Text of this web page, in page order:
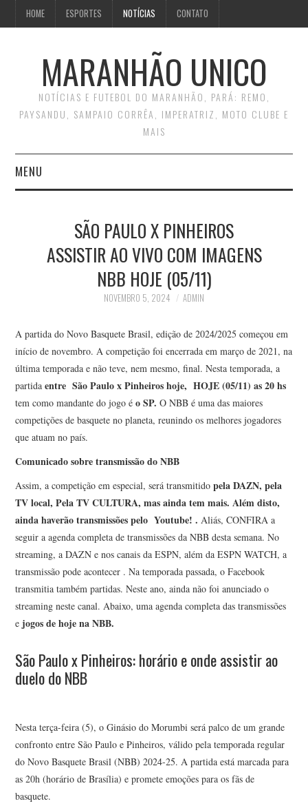
HOME ESPORTES NOTÍCIAS CONTATO
MARANHÃO UNICO
NOTÍCIAS E FUTEBOL DO MARANHÃO, PARÁ: REMO,
PAYSANDU, SAMPAIO CORRÊA, IMPERATRIZ, MOTO CLUBE E
MAIS
MENU
SÃO PAULO X PINHEIROS
ASSISTIR AO VIVO COM IMAGENS
NBB HOJE (05/11)
NOVEMBRO 5, 2024 ADMIN
A partida do Novo Basquete Brasil, edição de 2024/2025 começou em
início de novembro. A competição foi encerrada em março de 2021, na
última temporada e não teve, nem mesmo, final. Nesta temporada, a
partidaentre São Paulo x Pinheiroshoje, HOJE (05/11) as 20 hs
tem como mandante do jogo éo SP.O NBB é uma das maiores
competições de basquete no planeta, reunindo os melhores jogadores
que atuam no país.
Comunicado sobre transmissão do NBB
Assim, a competição em especial, será transmitidopela DAZN, pela
TV local, Pela TV CULTURA, mas ainda tem mais. Além disto,
ainda haverão transmissões pelo Youtube! .Aliás, CONFIRA a
seguir a agenda completa de transmissões da NBB desta semana. No
streaming, a DAZN e nos canais da ESPN, além da ESPN WATCH, a
transmissão pode acontecer . Na temporada passada, o Facebook
transmitia também partidas. Neste ano, ainda não foi anunciado o
streaming neste canal. Abaixo, uma agenda completa das transmissões
e jogos de hoje na NBB.
São Paulo x Pinheiros: horário e onde assistir ao
duelo do NBB
Nesta terça-feira (5), o Ginásio do Morumbi será palco de um grande
confronto entre São Paulo e Pinheiros, válido pela temporada regular
do Novo Basquete Brasil (NBB) 2024-25. A partida está marcada para
as 20h (horário de Brasília) e promete emoções para os fãs de
basquete.